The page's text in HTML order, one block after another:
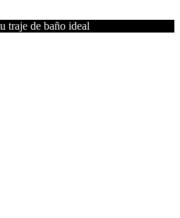
traje de baño ideal